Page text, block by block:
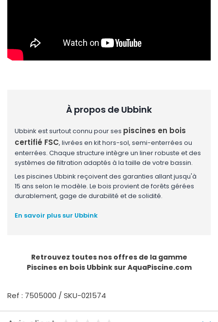
À propos de Ubbink
Ubbink est surtout connu pour ses piscines en bois
certifié FSC, livrées en kit hors-sol, semi-enterrées ou
enterrées. Chaque structure intègre un liner robuste et des
systèmes de filtration adaptés à la taille de votre bassin.
Les piscines Ubbink reçoivent des garanties allant jusqu'à
15 ans selon le modèle. Le bois provient de forêts gérées
durablement, gage de durabilité et de solidité.
En savoir plus sur Ubbink
Retrouvez toutes nos offres de la gamme
Piscines en bois Ubbinksur AquaPiscine.com
Ref : 7505000 / SKU-021574